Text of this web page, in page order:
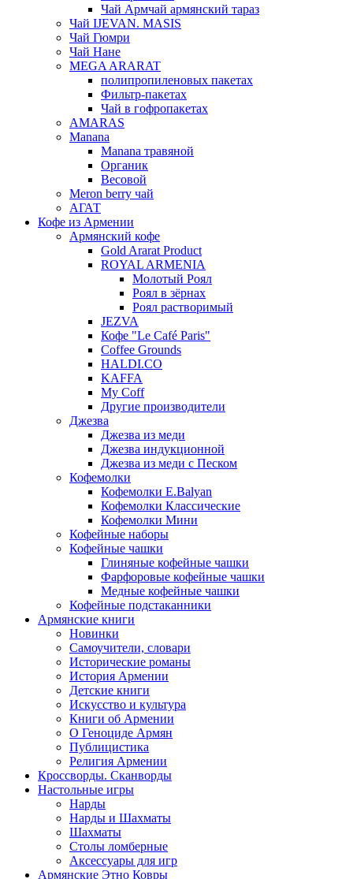
Чай Армчай армянский тараз
Чай IJEVAN. MASIS
Чай Гюмри
Чай Нане
MEGA ARARAT
полипропиленовых пакетах
Фильтр-пакетах
Чай в гофропакетах
AMARAS
Manana
Manana травяной
Органик
Весовой
Meron berry чай
АГАТ
Кофе из Армении
Армянский кофе
Gold Ararat Product
ROYAL ARMENIA
Молотый Роял
Роял в зёрнах
Роял растворимый
JEZVA
Кофе "Le Café Paris"
Coffee Grounds
HALDI.CO
KAFFA
My Coff
Другие производители
Джезва
Джезва из меди
Джезва индукционной
Джезва из меди с Песком
Кофемолки
Кофемолки E.Balyan
Кофемолки Классические
Кофемолки Мини
Кофейные наборы
Кофейные чашки
Глиняные кофейные чашки
Фарфоровые кофейные чашки
Медные кофейные чашки
Кофейные подстаканники
Армянские книги
Новинки
Самоучители, словари
Исторические романы
История Армении
Детские книги
Иcкусство и культура
Книги об Армении
О Геноциде Армян
Публицистика
Религия Армении
Кроссворды. Сканворды
Настольные игры
Нарды
Нарды и Шахматы
Шахматы
Столы ломберные
Аксессуары для игр
Армянские Этно Ковры